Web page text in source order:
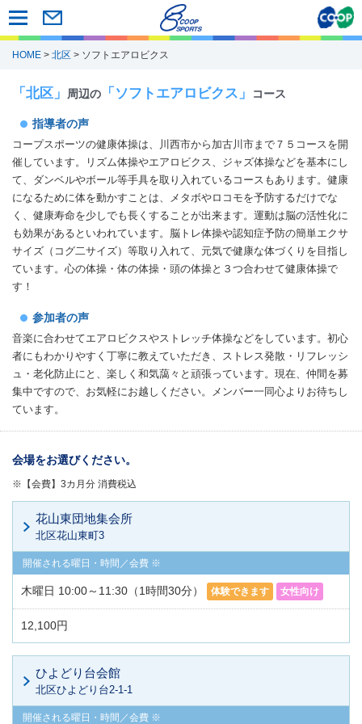
HOME > 北区 > ソフトエアロビクス
「北区」 周辺の 「ソフトエアロビクス」 コース
指導者の声
コープスポーツの健康体操は、川西市から加古川市まで７５コースを開
催しています。リズム体操やエアロビクス、ジャズ体操などを基本にし
て、ダンベルやボール等手具を取り入れているコースもあります。健康
になるために体を動かすことは、メタボやロコモを予防するだけでな
く、健康寿命を少しでも長くすることが出来ます。運動は脳の活性化に
も効果があるといわれています。脳トレ体操や認知症予防の簡単エクサ
サイズ（コグ二サイズ）等取り入れて、元気で健康な体づくりを目指し
ています。心の体操・体の体操・頭の体操と３つ合わせて健康体操で
す！
参加者の声
音楽に合わせてエアロビクスやストレッチ体操などをしています。初心
者にもわかりやすく丁寧に教えていただき、ストレス発散・リフレッシ
ュ・老化防止にと、楽しく和気藹々と頑張っています。現在、仲間を募
集中ですので、お気軽にお越しください。メンバー一同心よりお待ちし
ています。
会場をお選びください。
※【会費】3カ月分 消費税込
花山東団地集会所
北区花山東町3
木曜日 10:00～11:30（1時間30分） 体験できます 女性向け
12,100円
ひよどり台会館
北区ひよどり台2-1-1